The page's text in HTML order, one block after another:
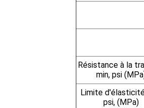
Résistance à la
min, psi
Limite
psi, (MPa)